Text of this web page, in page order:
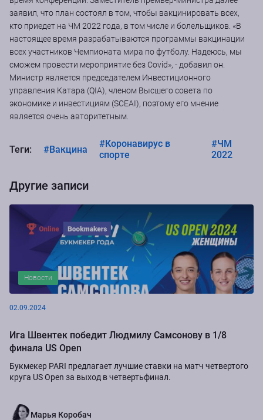
заявил, что план состоял в том, чтобы вакцинировать всех,
кто приедет на ЧМ 2022 года, в том числе и болельщиков. «В
настоящее время разрабатываются программы вакцинации
всех участников Чемпионата мира по футболу. Надеюсь, мы
сможем провести мероприятие без Covid», - добавил он.
Министр является председателем Инвестиционного
управления Катара (QIA), членом Высшего совета по
экономике и инвестициям (SCEAI), поэтому его мнение
является очень авторитетным.
Теги: #Вакцина
#Коронавирус в
спорте
#ЧМ
2022
Другие записи
Новости
02.09.2024
Ига Швентек победит Людмилу Самсонову в 1/8
финала US Open
Букмекер PARI предлагает лучшие ставки на матч четвертого
круга US Open за выход в четвертьфинал.
Марья Коробач